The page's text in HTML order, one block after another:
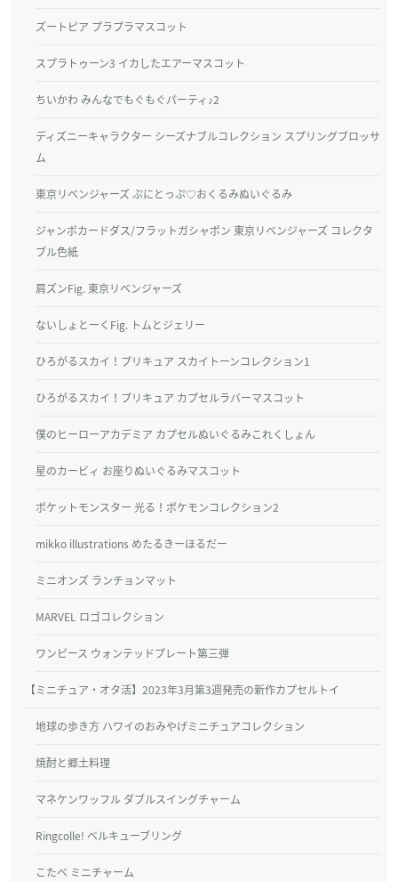
ズートピア プラプラマスコット
スプラトゥーン3 イカしたエアーマスコット
ちいかわ みんなでもぐもぐパーティ♪2
ディズニーキャラクター シーズナブルコレクション スプリングブロッサ
ム
東京リベンジャーズ ぷにとっぷ♡おくるみぬいぐるみ
ジャンボカードダス/フラットガシャポン 東京リベンジャーズ コレクタ
ブル色紙
肩ズンFig. 東京リベンジャーズ
ないしょとーくFig. トムとジェリー
ひろがるスカイ！プリキュア スカイトーンコレクション1
ひろがるスカイ！プリキュア カプセルラバーマスコット
僕のヒーローアカデミア カプセルぬいぐるみこれくしょん
星のカービィ お座りぬいぐるみマスコット
ポケットモンスター 光る！ポケモンコレクション2
mikko illustrations めたるきーほるだー
ミニオンズ ランチョンマット
MARVEL ロゴコレクション
ワンピース ウォンテッドプレート第三弾
【ミニチュア・オタ活】2023年3月第3週発売の新作カプセルトイ
地球の歩き方 ハワイのおみやげミニチュアコレクション
焼酎と郷土料理
マネケンワッフル ダブルスイングチャーム
Ringcolle! ベルキューブリング
こたべ ミニチャーム